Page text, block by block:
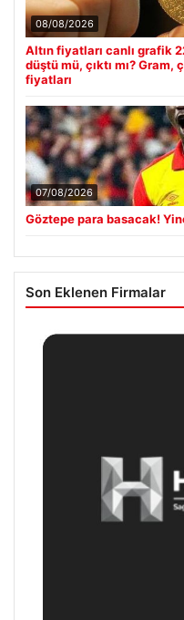
08/08/2026
Altın fiyatları canlı grafik
düştü mü, çıktı mı? Gram,
fiyatları
07/08/2026
Göztepe para basacak!
Son Eklenen Firmalar